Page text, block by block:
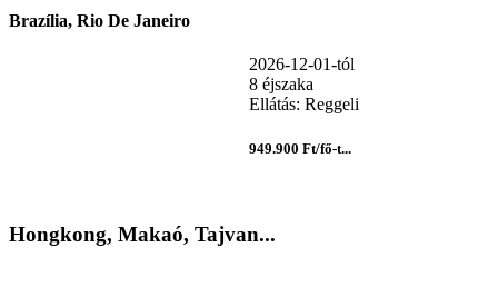
Brazília, Rio De Janeiro
2026-12-01-tól
8 éjszaka
Ellátás: Reggeli
949.900 Ft/fő-t...
Hongkong, Makaó, Tajvan...